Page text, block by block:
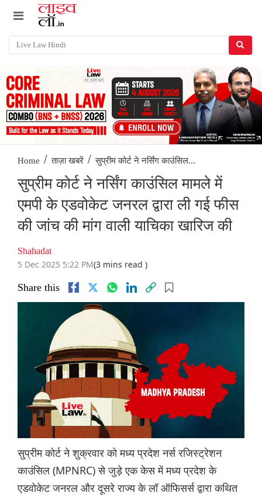
Home / ताज़ा खबरें / सुप्रीम कोर्ट ने नर्सिंग काउंसिल...
सुप्रीम कोर्ट ने नर्सिंग काउंसिल मामले में
एमपी के एडवोकेट जनरल द्वारा ली गई फीस
की जांच की मांग वाली याचिका खारिज की
Shahadat
5 Dec 2025 5:22 PM(3 mins read )
Share this
सुप्रीम कोर्ट ने शुक्रवार को मध्य प्रदेश नर्स रजिस्ट्रेशन
काउंसिल (MPNRC) से जुड़े एक केस में मध्य प्रदेश के
एडवोकेट जनरल और दूसरे राज्य के लॉ ऑफिसर्स द्वारा कथित